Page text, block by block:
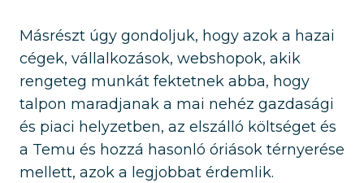
Másrészt úgy gondoljuk, hogy azok a hazai
cégek, vállalkozások, webshopok, akik
rengeteg munkát fektetnek abba, hogy
talpon maradjanak a mai nehéz gazdasági
és piaci helyzetben, az elszálló költséget és
a Temu és hozzá hasonló óriások térnyerése
mellett, azok a legjobbat érdemlik.